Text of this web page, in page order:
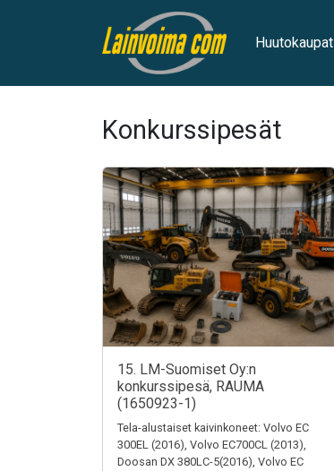
Huutokaupat
Konkurssipesät
15. LM-Suomiset Oy:n
konkurssipesä, RAUMA
(1650923-1)
Tela-alustaiset kaivinkoneet: Volvo EC
300EL (2016), Volvo EC700CL (2013),
Doosan DX 380LC-5(2016), Volvo EC